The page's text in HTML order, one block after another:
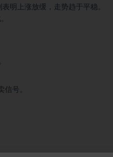
明上涨放缓，走势趋于平稳。
号。